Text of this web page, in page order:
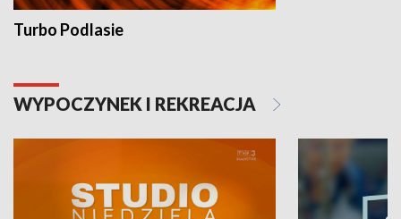
Turbo Podlasie
WYPOCZYNEK I REKREACJA